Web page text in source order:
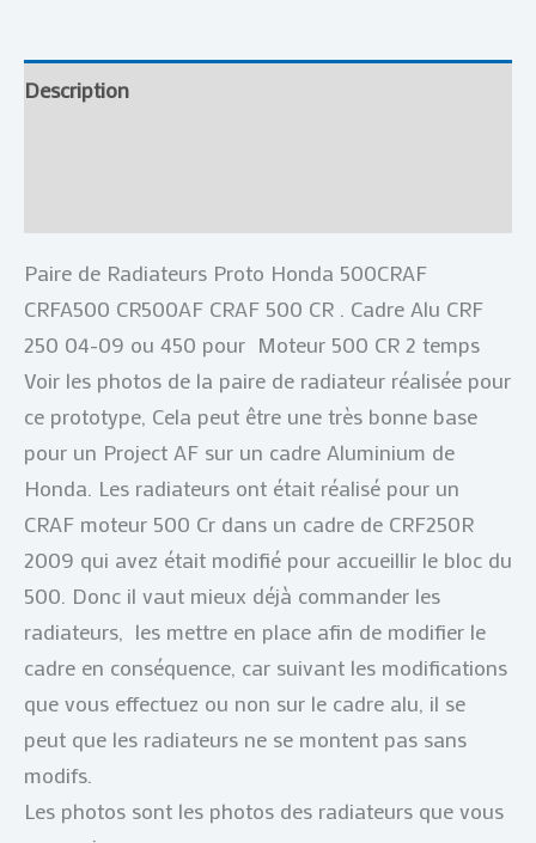
Description
Paire de Radiateurs Proto Honda 500CRAF
CRFA500 CR500AF CRAF 500 CR . Cadre Alu CRF
250 04-09 ou 450 pour Moteur 500 CR 2 temps
Voir les photos de la paire de radiateur réalisée pour
ce prototype, Cela peut être une très bonne base
pour un Project AF sur un cadre Aluminium de
Honda. Les radiateurs ont était réalisé pour un
CRAF moteur 500 Cr dans un cadre de CRF250R
2009 qui avez était modifié pour accueillir le bloc du
500. Donc il vaut mieux déjà commander les
radiateurs, les mettre en place afin de modifier le
cadre en conséquence, car suivant les modifications
que vous effectuez ou non sur le cadre alu, il se
peut que les radiateurs ne se montent pas sans
modifs.
Les photos sont les photos des radiateurs que vous